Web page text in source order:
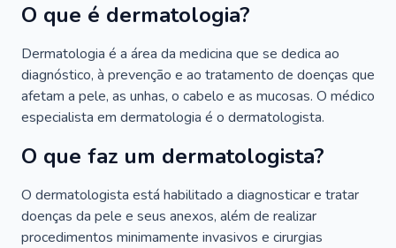
O que é dermatologia?
Dermatologia é a área da medicina que se dedica ao
diagnóstico, à prevenção e ao tratamento de doenças que
afetam a pele, as unhas, o cabelo e as mucosas. O médico
especialista em dermatologia é o dermatologista.
O que faz um dermatologista?
O dermatologista está habilitado a diagnosticar e tratar
doenças da pele e seus anexos, além de realizar
procedimentos minimamente invasivos e cirurgias